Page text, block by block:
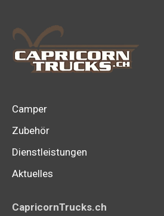
Camper
Zubehör
Dienstleistungen
Aktuelles
CapricornTrucks.ch